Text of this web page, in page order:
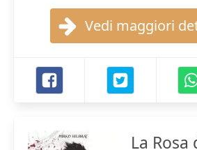
Vedi maggiori
La Rosa